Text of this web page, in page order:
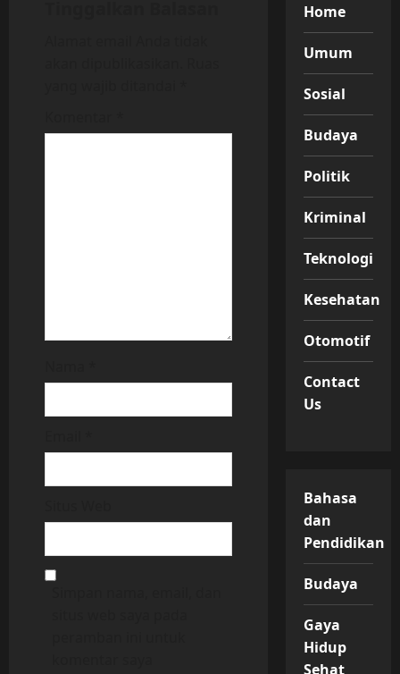
Home
Umum
Sosial
Budaya
Politik
Kriminal
Teknologi
Kesehatan
Otomotif
Contact
Us
Bahasa
dan
Pendidikan
Budaya
Gaya
Hidup
Sehat